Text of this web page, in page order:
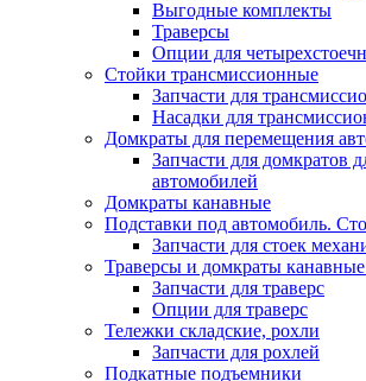
Выгодные комплекты
Траверсы
Опции для
Стойки трансмиссионные
Запчасти для
Насадки для
Домкраты для перемещения
Запчасти для домкратов
автомобилей
Домкраты канавные
Подставки под автомобиль.
Запчасти для стоек
Траверсы и домкраты
Запчасти для траверс
Опции для траверс
Тележки складские, рохли
Запчасти для рохлей
Подкатные подъемники